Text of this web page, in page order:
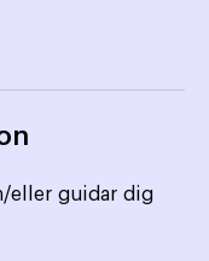
eller guidar dig